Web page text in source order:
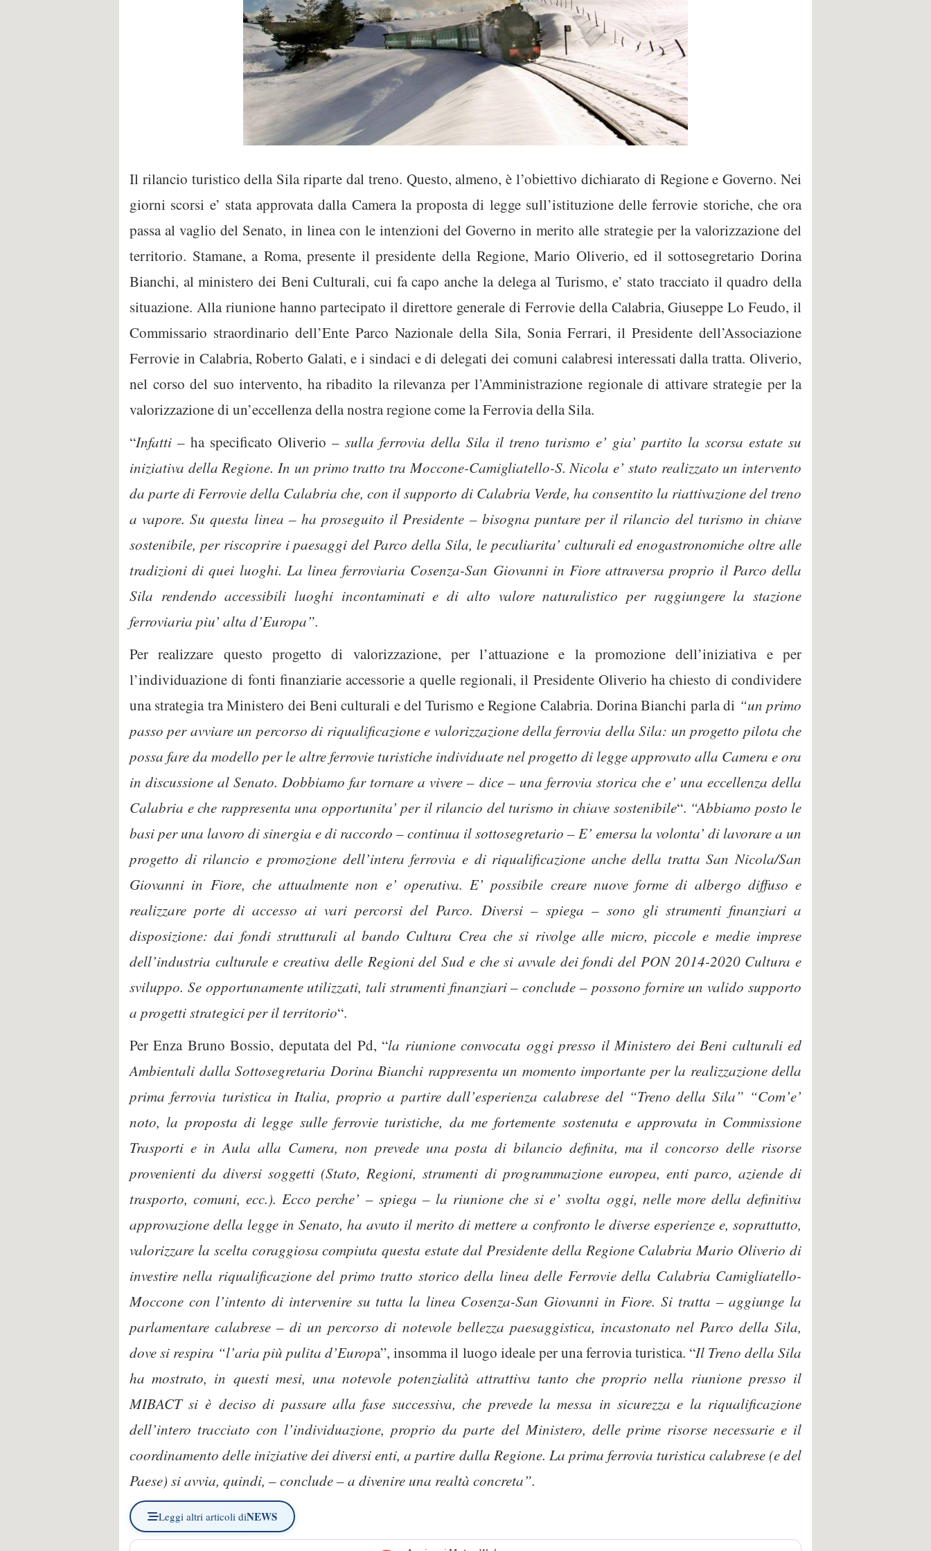
Il rilancio turistico della Sila riparte dal treno. Questo, almeno, è l’obiettivo dichiarato di Regione e Governo. Nei
giorni scorsi e’ stata approvata dalla Camera la proposta di legge sull’istituzione delle ferrovie storiche, che ora
passa al vaglio del Senato, in linea con le intenzioni del Governo in merito alle strategie per la valorizzazione del
territorio. Stamane, a Roma, presente il presidente della Regione, Mario Oliverio, ed il sottosegretario Dorina
Bianchi, al ministero dei Beni Culturali, cui fa capo anche la delega al Turismo, e’ stato tracciato il quadro della
situazione. Alla riunione hanno partecipato il direttore generale di Ferrovie della Calabria, Giuseppe Lo Feudo, il
Commissario straordinario dell’Ente Parco Nazionale della Sila, Sonia Ferrari, il Presidente dell’Associazione
Ferrovie in Calabria, Roberto Galati, e i sindaci e di delegati dei comuni calabresi interessati dalla tratta. Oliverio,
nel corso del suo intervento, ha ribadito la rilevanza per l’Amministrazione regionale di attivare strategie per la
valorizzazione di un’eccellenza della nostra regione come la Ferrovia della Sila.
“Infatti – ha specificato Oliverio – sulla ferrovia della Sila il treno turismo e’ gia’ partito la scorsa estate su
iniziativa della Regione. In un primo tratto tra Moccone-Camigliatello-S. Nicola e’ stato realizzato un intervento
da parte di Ferrovie della Calabria che, con il supporto di Calabria Verde, ha consentito la riattivazione del treno
a vapore. Su questa linea – ha proseguito il Presidente – bisogna puntare per il rilancio del turismo in chiave
sostenibile, per riscoprire i paesaggi del Parco della Sila, le peculiarita’ culturali ed enogastronomiche oltre alle
tradizioni di quei luoghi. La linea ferroviaria Cosenza-San Giovanni in Fiore attraversa proprio il Parco della
Sila rendendo accessibili luoghi incontaminati e di alto valore naturalistico per raggiungere la stazione
ferroviaria piu’ alta d’Europa”.
Per realizzare questo progetto di valorizzazione, per l’attuazione e la promozione dell’iniziativa e per
l’individuazione di fonti finanziarie accessorie a quelle regionali, il Presidente Oliverio ha chiesto di condividere
una strategia tra Ministero dei Beni culturali e del Turismo e Regione Calabria. Dorina Bianchi parla di “un primo
passo per avviare un percorso di riqualificazione e valorizzazione della ferrovia della Sila: un progetto pilota che
possa fare da modello per le altre ferrovie turistiche individuate nel progetto di legge approvato alla Camera e ora
in discussione al Senato. Dobbiamo far tornare a vivere – dice – una ferrovia storica che e’ una eccellenza della
Calabria e che rappresenta una opportunita’ per il rilancio del turismo in chiave sostenibile“. “Abbiamo posto le
basi per una lavoro di sinergia e di raccordo – continua il sottosegretario – E’ emersa la volonta’ di lavorare a un
progetto di rilancio e promozione dell’intera ferrovia e di riqualificazione anche della tratta San Nicola/San
Giovanni in Fiore, che attualmente non e’ operativa. E’ possibile creare nuove forme di albergo diffuso e
realizzare porte di accesso ai vari percorsi del Parco. Diversi – spiega – sono gli strumenti finanziari a
disposizione: dai fondi strutturali al bando Cultura Crea che si rivolge alle micro, piccole e medie imprese
dell’industria culturale e creativa delle Regioni del Sud e che si avvale dei fondi del PON 2014-2020 Cultura e
sviluppo. Se opportunamente utilizzati, tali strumenti finanziari – conclude – possono fornire un valido supporto
a progetti strategici per il territorio“.
Per Enza Bruno Bossio, deputata del Pd, “la riunione convocata oggi presso il Ministero dei Beni culturali ed
Ambientali dalla Sottosegretaria Dorina Bianchi rappresenta un momento importante per la realizzazione della
prima ferrovia turistica in Italia, proprio a partire dall’esperienza calabrese del “Treno della Sila” “Com’e’
noto, la proposta di legge sulle ferrovie turistiche, da me fortemente sostenuta e approvata in Commissione
Trasporti e in Aula alla Camera, non prevede una posta di bilancio definita, ma il concorso delle risorse
provenienti da diversi soggetti (Stato, Regioni, strumenti di programmazione europea, enti parco, aziende di
trasporto, comuni, ecc.). Ecco perche’ – spiega – la riunione che si e’ svolta oggi, nelle more della definitiva
approvazione della legge in Senato, ha avuto il merito di mettere a confronto le diverse esperienze e, soprattutto,
valorizzare la scelta coraggiosa compiuta questa estate dal Presidente della Regione Calabria Mario Oliverio di
investire nella riqualificazione del primo tratto storico della linea delle Ferrovie della Calabria Camigliatello-
Moccone con l’intento di intervenire su tutta la linea Cosenza-San Giovanni in Fiore. Si tratta – aggiunge la
parlamentare calabrese – di un percorso di notevole bellezza paesaggistica, incastonato nel Parco della Sila,
dove si respira “l’aria più pulita d’Europa”, insomma il luogo ideale per una ferrovia turistica. “Il Treno della Sila
ha mostrato, in questi mesi, una notevole potenzialità attrattiva tanto che proprio nella riunione presso il
MIBACT si è deciso di passare alla fase successiva, che prevede la messa in sicurezza e la riqualificazione
dell’intero tracciato con l’individuazione, proprio da parte del Ministero, delle prime risorse necessarie e il
coordinamento delle iniziative dei diversi enti, a partire dalla Regione. La prima ferrovia turistica calabrese (e del
Paese) si avvia, quindi, – conclude – a divenire una realtà concreta”.
Leggi altri articoli diNEWS